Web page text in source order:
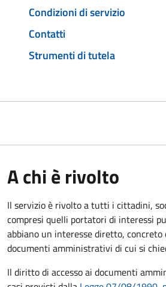
Condizioni di servizio
Contatti
Strumenti di tutela
A chi è rivolto
Il servizio è rivolto a tutti i cittadini,
compresi quelli portatori di interessi
abbiano un interesse diretto,
documenti amministrativi di cui si
Il diritto di accesso ai documenti